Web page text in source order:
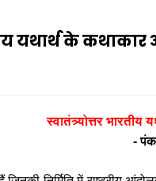
यथार्थ के
स्वातंत्र्योत्तर
-